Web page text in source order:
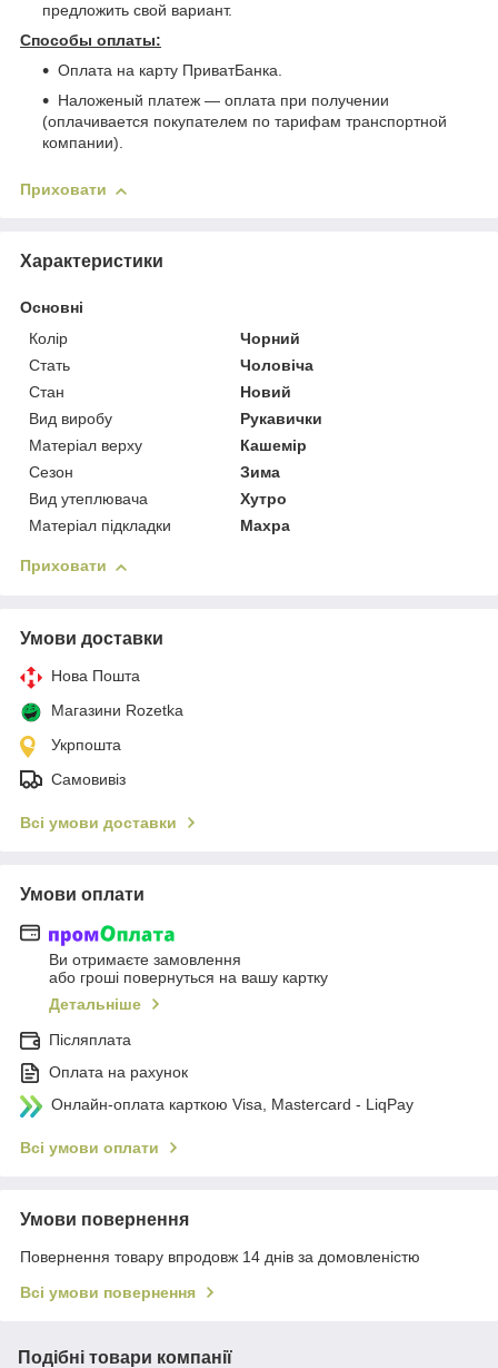
предложить свой вариант.
Способы оплаты:
Оплата на карту ПриватБанка.
Наложеный платеж ― оплата при получении
(оплачивается покупателем по тарифам транспортной
компании).
Приховати
Характеристики
Основні
Колір
Чорний
Стать
Чоловіча
Стан
Новий
Вид виробу
Рукавички
Матеріал верху
Кашемір
Сезон
Зима
Вид утеплювача
Хутро
Матеріал підкладки
Махра
Приховати
Умови доставки
Нова Пошта
Магазини Rozetka
Укрпошта
Самовивіз
Всі умови доставки
Умови оплати
Ви отримаєте замовлення
або гроші повернуться на вашу картку
Детальніше
Післяплата
Оплата на рахунок
Онлайн-оплата карткою Visa, Mastercard - LiqPay
Всі умови оплати
Умови повернення
Повернення товару впродовж 14 днів за домовленістю
Всі умови повернення
Подібні товари компанії